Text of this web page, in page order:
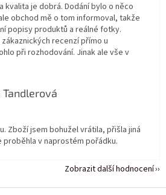
kvalita je dobrá. Dodání bylo o něco
obchod mě o tom informoval, takže
popisy produktů a reálné fotky.
recenzí přímo u
při rozhodování. Jinak ale vše v
Tandlerová
obchodu je 5 z 5 hvězdiček.
Zboží jsem bohužel vrátila, přišla jiná
proběhla v naprostém pořádku.
Zobrazit další hodnocení